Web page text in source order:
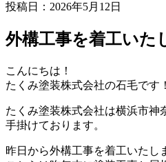
投稿日：2026年5月12日
外構工事を着工いた
こんにちは！
たくみ塗装株式会社の石毛です！
たくみ塗装株式会社は横浜市神
手掛けております。
昨日から外構工事を着工いたし